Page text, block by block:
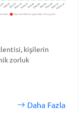
kişilerin
zorluk
Daha Fazla